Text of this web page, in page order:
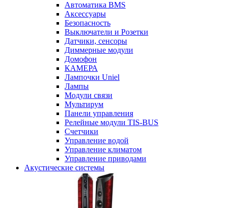
Автоматика BMS
Аксессуары
Безопасность
Выключатели и Розетки
Датчики, сенсоры
Диммерные модули
Домофон
КАМЕРА
Лампочки Uniel
Лампы
Модули связи
Мультирум
Панели управления
Релейные модули TIS-BUS
Счетчики
Управление водой
Управление климатом
Управление приводами
Акустические системы